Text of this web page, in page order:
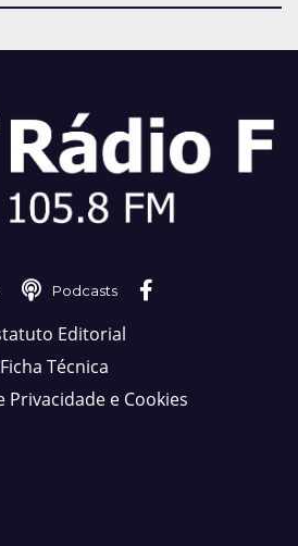
Podcasts
Editorial
Ficha Técnica
Privacidade e Cookies